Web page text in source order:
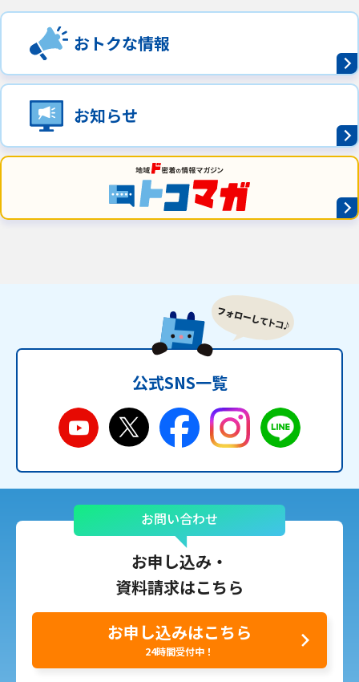
おトクな情報
お知らせ
公式SNS一覧
お問い合わせ
お申し込み・
資料請求はこちら
お申し込みはこちら
24時間受付中！